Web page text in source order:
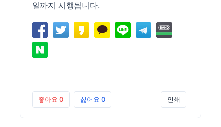
일까지 시행됩니다.
좋아요 0 싫어요 0 인쇄